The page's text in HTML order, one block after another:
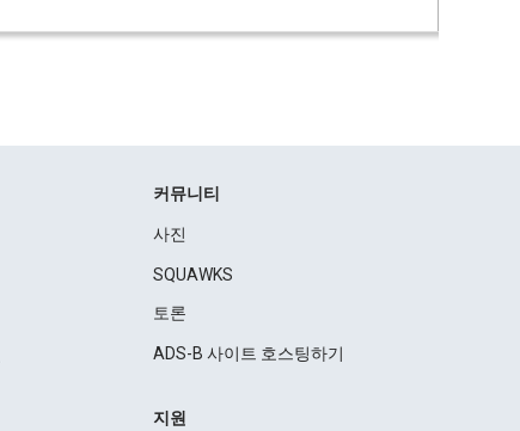
커뮤니티
사진
SQUAWKS
토론
ADS-B 사이트 호스팅하기
지원